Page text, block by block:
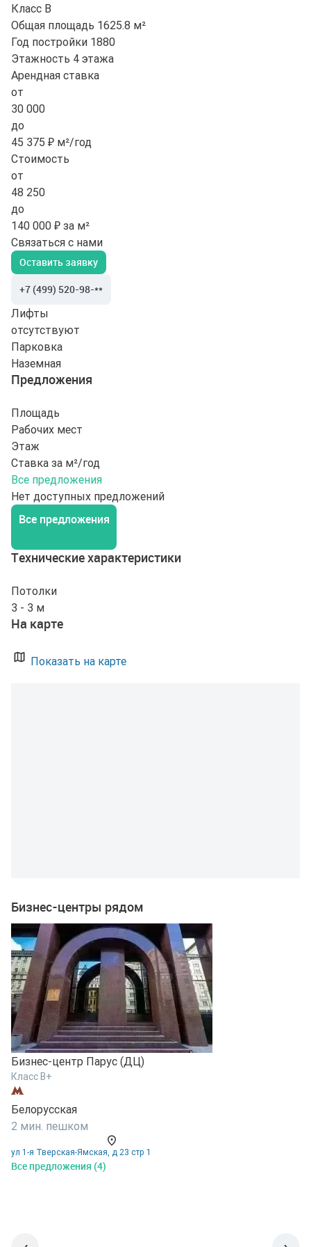
Класс B
Общая площадь 1625.8 м²
Год постройки 1880
Этажность 4 этажа
Арендная ставка
от
30 000
до
45 375 ₽ м²/год
Стоимость
от
48 250
до
140 000 ₽ за м²
Связаться с нами
Оставить заявку
+7 (499) 520-98-**
Лифты
отсутствуют
Парковка
Наземная
Предложения
Площадь
Рабочих мест
Этаж
Ставка за м²/год
Все предложения
Нет доступных предложений
Все предложения
Технические характеристики
Потолки
3 - 3 м
На карте
Показать на карте
Бизнес-центры рядом
Бизнес-центр Парус (ДЦ)
Класс B+
Белорусская
2 мин. пешком
ул 1-я Тверская-Ямская, д 23 стр 1
Все предложения (4)